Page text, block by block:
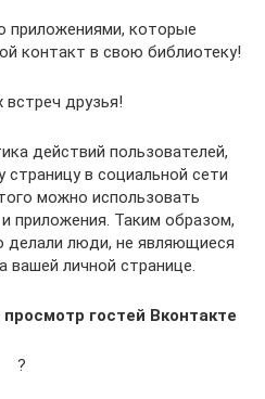
приложениями, которые
контакт в свою библиотеку!
друзья!
действий пользователей,
в социальной сети
можно использовать
приложения. Таким образом,
делали люди, не являющиеся
вашей личной странице.
гостей Вконтакте
?